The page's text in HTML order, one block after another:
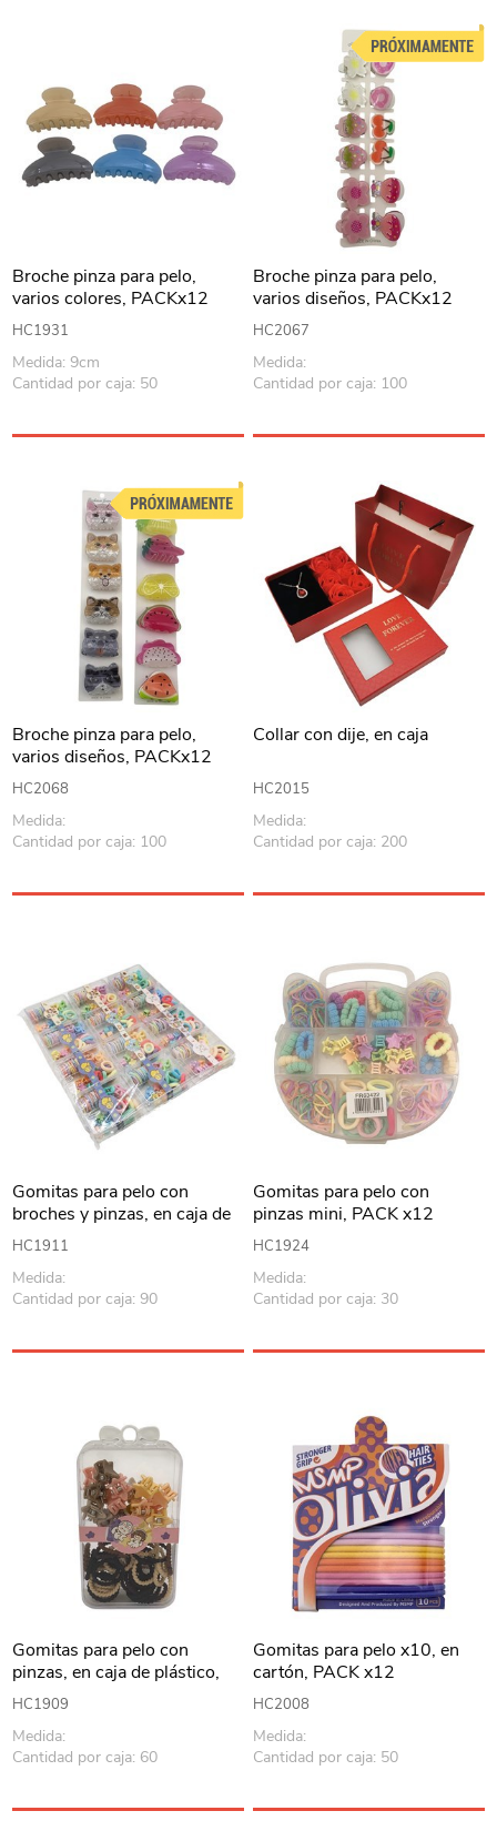
Broche pinza para pelo,
varios colores, PACKx12
HC1931
Medida: 9cm
Cantidad por caja: 50
Broche pinza para pelo,
varios diseños, PACKx12
HC2067
Medida:
Cantidad por caja: 100
Broche pinza para pelo,
varios diseños, PACKx12
HC2068
Medida:
Cantidad por caja: 100
Collar con dije, en caja
HC2015
Medida:
Cantidad por caja: 200
Gomitas para pelo con
broches y pinzas, en caja de
plástico, PACK x12, varios
colores
HC1911
Medida:
Cantidad por caja: 90
Gomitas para pelo con
pinzas mini, PACK x12
HC1924
Medida:
Cantidad por caja: 30
Gomitas para pelo con
pinzas, en caja de plástico,
PACK x12, varios colores
HC1909
Medida:
Cantidad por caja: 60
Gomitas para pelo x10, en
cartón, PACK x12
HC2008
Medida:
Cantidad por caja: 50